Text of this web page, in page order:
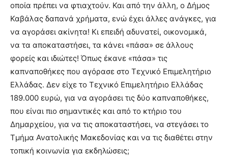
οποία πρέπει να φτιαχτούν. Και από την άλλη, ο Δήμος
Καβάλας δαπανά χρήματα, ενώ έχει άλλες ανάγκες, για
να αγοράσει ακίνητα! Κι επειδή αδυνατεί, οικονομικά,
να τα αποκαταστήσει, τα κάνει «πάσα» σε άλλους
φορείς και ιδιώτες! Όπως έκανε «πάσα» τις
καπναποθήκες που αγόρασε στο Τεχνικό Επιμελητήριο
Ελλάδας. Δεν είχε το Τεχνικό Επιμελητήριο Ελλάδας
189.000 ευρώ, για να αγοράσει τις δύο καπναποθήκες,
που είναι πιο σημαντικές και από το κτήριο του
Δημαρχείου, για να τις αποκαταστήσει, να στεγάσει το
Τμήμα Ανατολικής Μακεδονίας και να τις διαθέτει στην
τοπική κοινωνία για εκδηλώσεις;